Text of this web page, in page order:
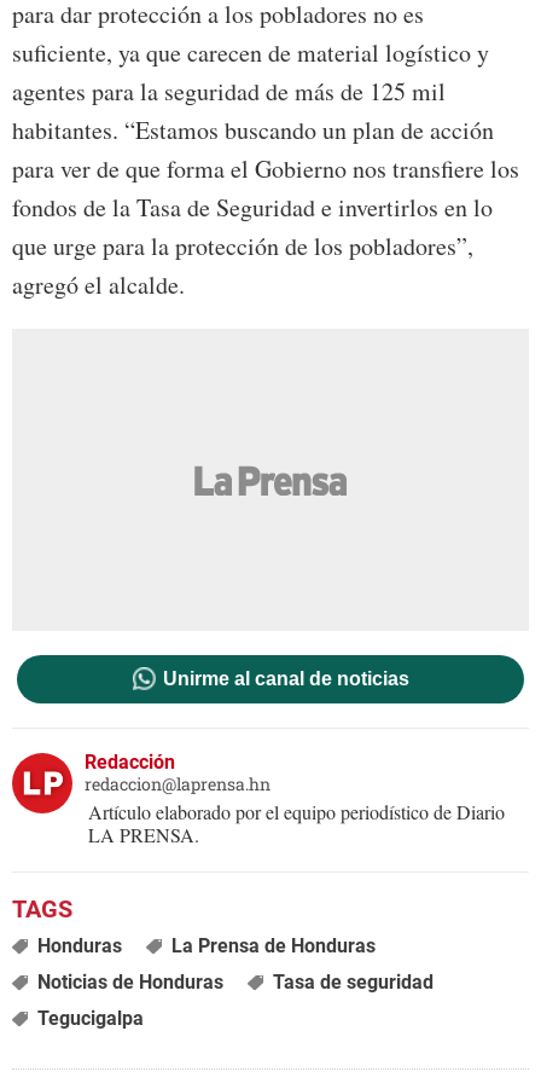
para dar protección a los pobladores no es
suficiente, ya que carecen de material logístico y
agentes para la seguridad de más de 125 mil
habitantes. “Estamos buscando un plan de acción
para ver de que forma el Gobierno nos transfiere los
fondos de la Tasa de Seguridad e invertirlos en lo
que urge para la protección de los pobladores”,
agregó el alcalde.
Unirme al canal de noticias
Redacción
redaccion@laprensa.hn
Artículo elaborado por el equipo periodístico de Diario
LA PRENSA.
Honduras
La Prensa de Honduras
Noticias de Honduras
Tasa de seguridad
Tegucigalpa